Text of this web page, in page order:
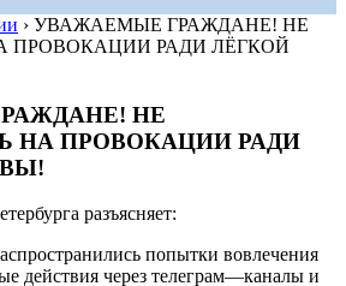
› УВАЖАЕМЫЕ ГРАЖДАНЕ! НЕ
ПРОВОКАЦИИ РАДИ ЛЁГКОЙ
НЕ
НА ПРОВОКАЦИИ РАДИ
разъясняет:
попытки вовлечения
действия через телеграм—каналы и